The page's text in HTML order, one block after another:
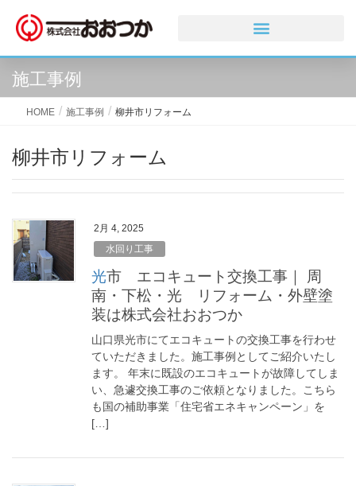
施工事例
HOME 施工事例 柳井市リフォーム
柳井市リフォーム
2月 4, 2025
水回り工事
光市 エコキュート交換工事｜ 周
南・下松・光 リフォーム・外壁塗
装は株式会社おおつか
山口県光市にてエコキュートの交換工事を行わせ
ていただきました。施工事例としてご紹介いたし
ます。 年末に既設のエコキュートが故障してしま
い、急遽交換工事のご依頼となりました。こちら
も国の補助事業「住宅省エネキャンペーン」を
[…]